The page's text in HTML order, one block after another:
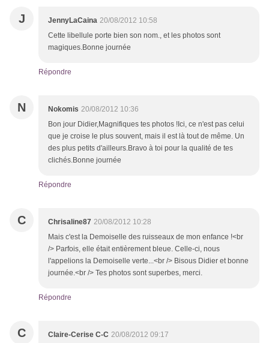
J JennyLaCaina 20/08/2012 10:58
Cette libellule porte bien son nom., et les photos sont
magiques.Bonne journée
Répondre
N Nokomis 20/08/2012 10:36
Bon jour Didier,Magnifiques tes photos !Ici, ce n'est pas celui
que je croise le plus souvent, mais il est là tout de même. Un
des plus petits d'ailleurs.Bravo à toi pour la qualité de tes
clichés.Bonne journée
Répondre
C Chrisaline87 20/08/2012 10:28
Mais c'est la Demoiselle des ruisseaux de mon enfance !<br
/> Parfois, elle était entièrement bleue. Celle-ci, nous
l'appelions la Demoiselle verte...<br /> Bisous Didier et bonne
journée.<br /> Tes photos sont superbes, merci.
Répondre
C Claire-Cerise C-C 20/08/2012 09:17